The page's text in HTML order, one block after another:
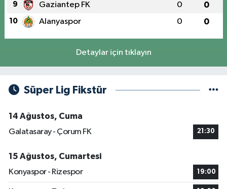
9 Gaziantep FK 0 0
10 Alanyaspor 0 0
Detaylar için tıklayın
Süper Lig Fikstür
14 Ağustos, Cuma
Galatasaray - Çorum FK
21:30
15 Ağustos, Cumartesi
Konyaspor - Rizespor
19:00